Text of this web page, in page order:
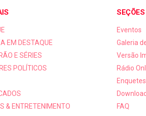
EM DESTAQUE
E SÉRIES
POLÍTICOS
& ENTRETENIMENTO
SEÇÕES
Eventos
Galeria
Versão
Rádio
Enquetes
FAQ